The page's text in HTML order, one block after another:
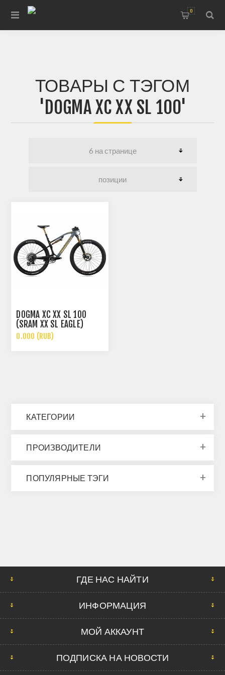
0
ТОВАРЫ С ТЭГОМ
'DOGMA XC XX SL 100'
DOGMA XC XX SL 100
(SRAM XX SL EAGLE)
0.000 (RUB)
КАТЕГОРИИ
ПРОИЗВОДИТЕЛИ
ПОПУЛЯРНЫЕ ТЭГИ
ГДЕ НАС НАЙТИ
ИНФОРМАЦИЯ
МОЙ АККАУНТ
ПОДПИСКА НА НОВОСТИ